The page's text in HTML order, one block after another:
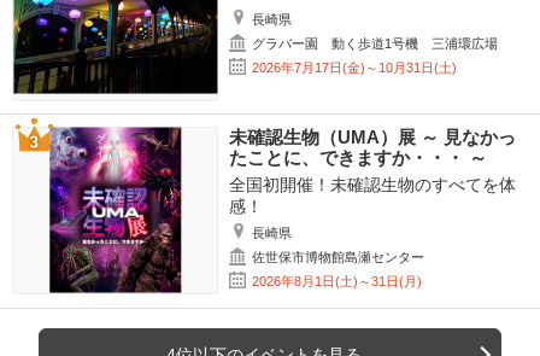
長崎県
グラバー園 動く歩道1号機 三浦環広場
2026年7月17日(金)～10月31日(土)
未確認生物（UMA）展 ～ 見なかっ
たことに、できますか・・・ ～
全国初開催！未確認生物のすべてを体
感！
長崎県
佐世保市博物館島瀬センター
2026年8月1日(土)～31日(月)